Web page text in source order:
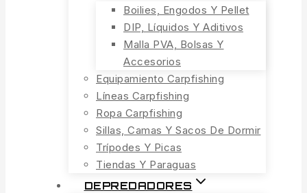
Boilies, Engodos Y Pellet
DIP, Líquidos Y Aditivos
Malla PVA, Bolsas Y
Accesorios
Equipamiento Carpfishing
Líneas Carpfishing
Ropa Carpfishing
Sillas, Camas Y Sacos De Dormir
Trípodes Y Picas
Tiendas Y Paraguas
DEPREDADORES